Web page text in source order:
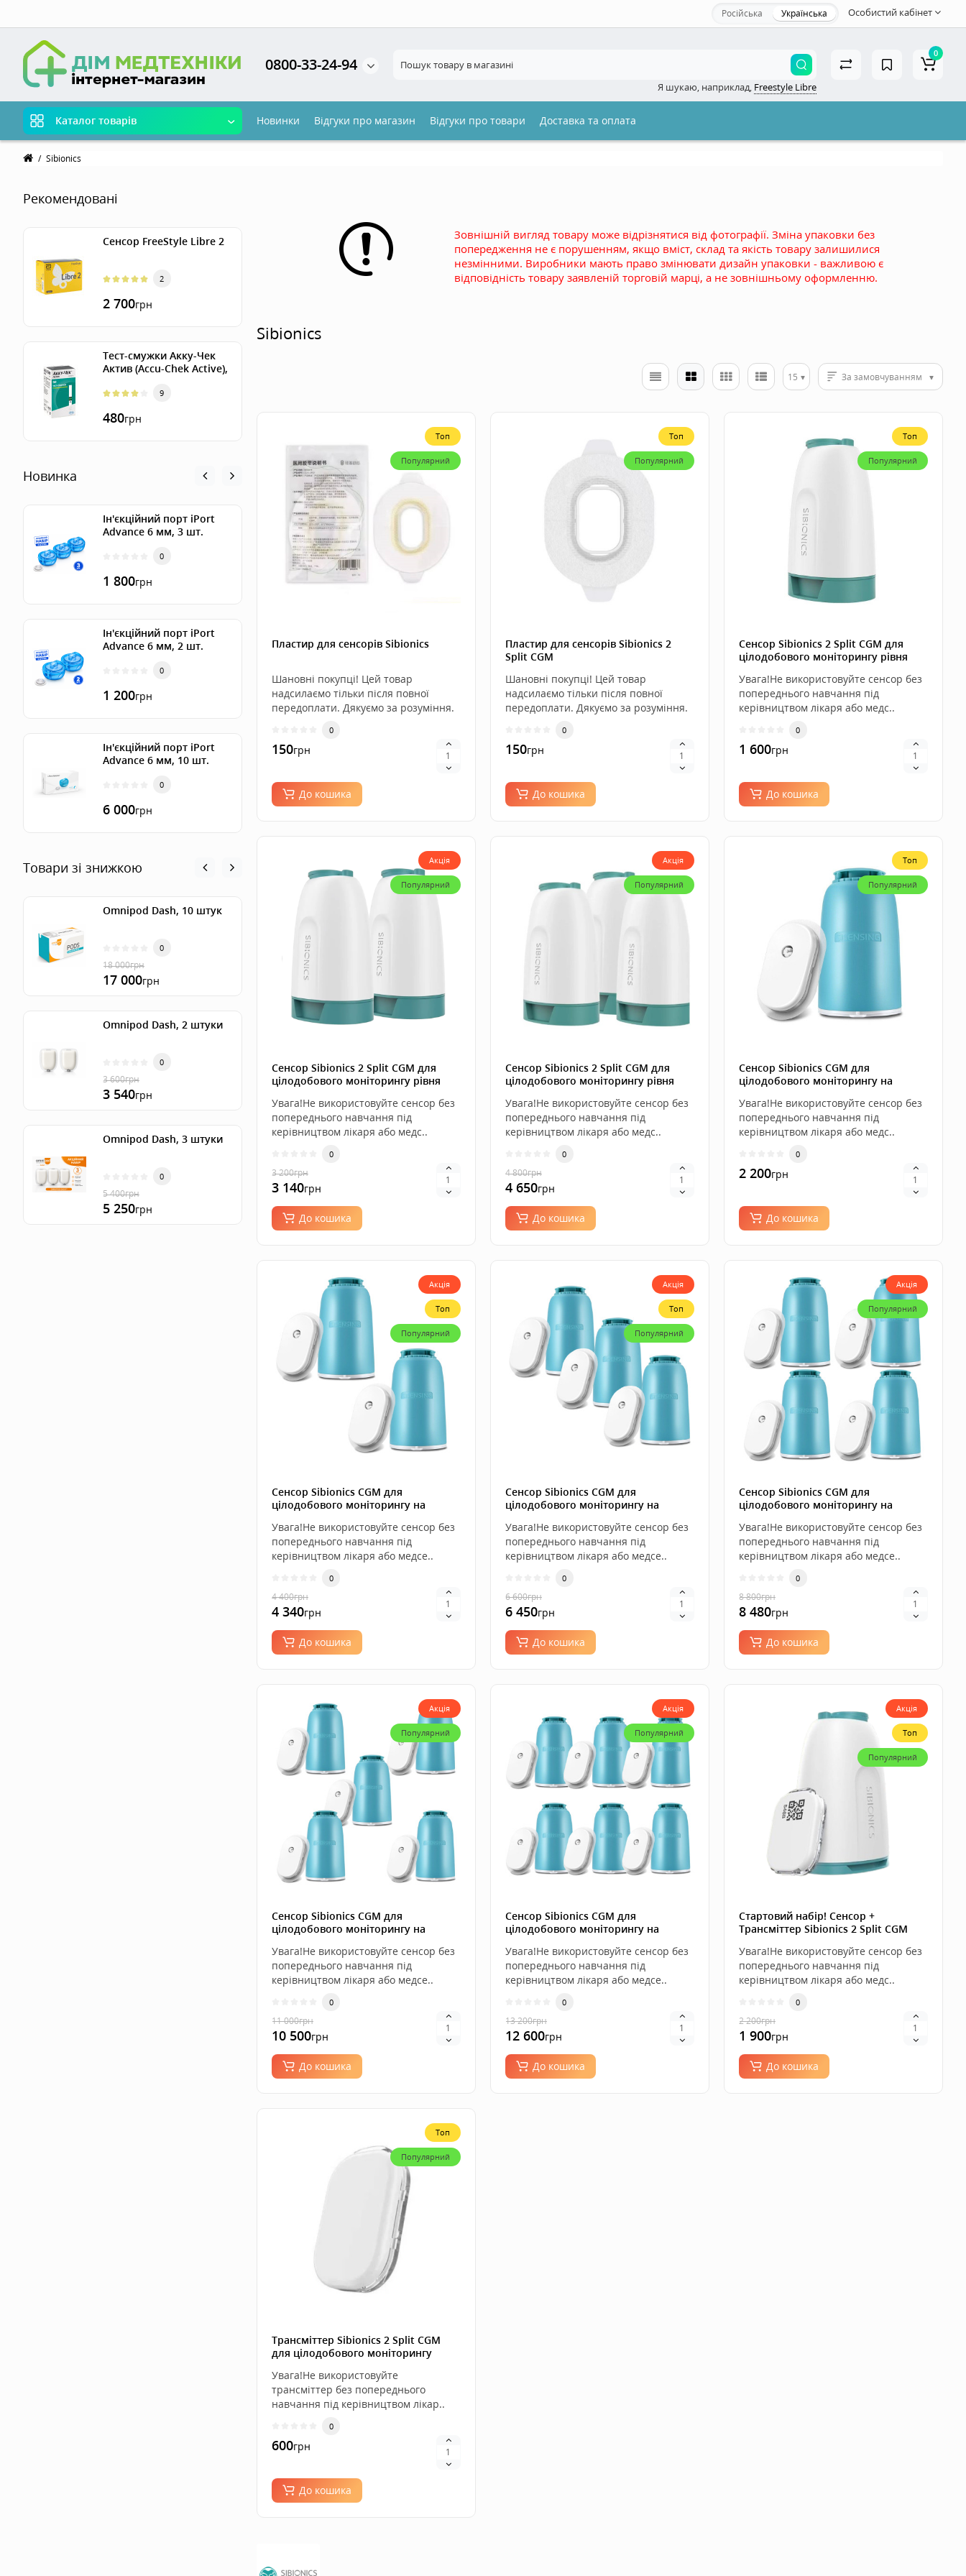
Особистий кабінет
Російська Українська
0800-33-24-94
Я шукаю, наприклад, Freestyle Libre
0
Каталог товарів Новинки Відгуки про магазин Відгуки про товари Доставка та оплата
Sibionics
Рекомендовані
Сенсор FreeStyle Libre 2
2
2 700грн
Тест-смужки Акку-Чек
Актив (Accu-Chek Active),
9
480грн
Новинка
Ін'єкційний порт iPort
Advance 6 мм, 3 шт.
0
1 800грн
Ін'єкційний порт iPort
Advance 6 мм, 2 шт.
0
1 200грн
Ін'єкційний порт iPort
Advance 6 мм, 10 шт.
0
6 000грн
Omnipod Dash, 10 штук
18 000
17 000
9 000 грн
8 500грн
Omnipod Dash, 3 штуки
5 400 грн
Товари зі знижкою
Omnipod Dash, 10 штук
0
18 000грн
17 000грн
Omnipod Dash, 2 штуки
0
3 600грн
3 540грн
Omnipod Dash, 3 штуки
0
5 400грн
5 250грн
грн
Акційний набір! Сенсор
0
5 400грн
Акційний набір! Сенсор
7 950
Зовнішній вигляд товару може відрізнятися від фотографії. Зміна упаковки без
попередження не є порушенням, якщо вміст, склад та якість товару залишилися
незмінними. Виробники мають право змінювати дизайн упаковки - важливою є
відповідність товару заявленій торговій марці, а не зовнішньому оформленню.
Sibionics
15 За замовчуванням
Топ
Популярний
Пластир для сенсорів Sibionics
Шановні покупці! Цей товар
надсилаємо тільки після повної
передоплати. Дякуємо за розуміння.
0
150грн
До кошика
Топ
Популярний
Пластир для сенсорів Sibionics 2
Split CGM
Шановні покупці! Цей товар
надсилаємо тільки після повної
передоплати. Дякуємо за розуміння.
0
150грн
До кошика
Топ
Популярний
Сенсор Sibionics 2 Split CGM для
цілодобового моніторингу рівня
Увага!Не використовуйте сенсор без
попереднього навчання під
керівництвом лікаря або медс..
0
1 600грн
До кошика
Акція
Популярний
Сенсор Sibionics 2 Split CGM для
цілодобового моніторингу рівня
Увага!Не використовуйте сенсор без
попереднього навчання під
керівництвом лікаря або медс..
0
3 200грн
3 140грн
До кошика
Акція
Популярний
Сенсор Sibionics 2 Split CGM для
цілодобового моніторингу рівня
Увага!Не використовуйте сенсор без
попереднього навчання під
керівництвом лікаря або медс..
0
4 800грн
4 650грн
До кошика
Топ
Популярний
Сенсор Sibionics CGM для
цілодобового моніторингу на
Увага!Не використовуйте сенсор без
попереднього навчання під
керівництвом лікаря або медс..
0
2 200грн
До кошика
Акція
Топ
Популярний
Сенсор Sibionics CGM для
цілодобового моніторингу на
Увага!Не використовуйте сенсор без
попереднього навчання під
керівництвом лікаря або медсе..
0
4 400грн
4 340грн
До кошика
Акція
Топ
Популярний
Сенсор Sibionics CGM для
цілодобового моніторингу на
Увага!Не використовуйте сенсор без
попереднього навчання під
керівництвом лікаря або медсе..
0
6 600грн
6 450грн
До кошика
Акція
Популярний
Сенсор Sibionics CGM для
цілодобового моніторингу на
Увага!Не використовуйте сенсор без
попереднього навчання під
керівництвом лікаря або медсе..
0
8 800грн
8 480грн
До кошика
Акція
Популярний
Сенсор Sibionics CGM для
цілодобового моніторингу на
Увага!Не використовуйте сенсор без
попереднього навчання під
керівництвом лікаря або медсе..
0
11 000грн
10 500грн
До кошика
Акція
Популярний
Сенсор Sibionics CGM для
цілодобового моніторингу на
Увага!Не використовуйте сенсор без
попереднього навчання під
керівництвом лікаря або медсе..
0
13 200грн
12 600грн
До кошика
Акція
Топ
Популярний
Стартовий набір! Сенсор +
Трансміттер Sibionics 2 Split CGM
рівня цукру на Android
Увага!Не використовуйте сенсор без
попереднього навчання під
керівництвом лікаря або медс..
0
2 200грн
1 900грн
До кошика
Топ
Популярний
Трансміттер Sibionics 2 Split CGM
для цілодобового моніторингу
Увага!Не використовуйте
трансміттер без попереднього
навчання під керівництвом лікар..
0
600грн
До кошика